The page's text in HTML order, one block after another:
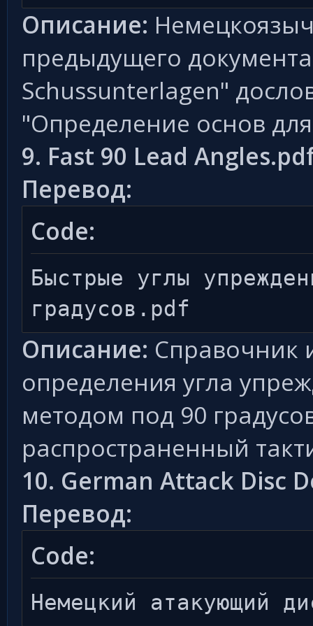
Описание:
предыдущего
Schussunterlagen"
"Определение основ
9. Fast 90 Lead
Перевод:
Code:
Быстрые углы
градусов.pdf
Описание: Справочник
определения угла
методом под 90
распространенный
10. German Attack Disc
Перевод:
Code:
Немецкий атакующий